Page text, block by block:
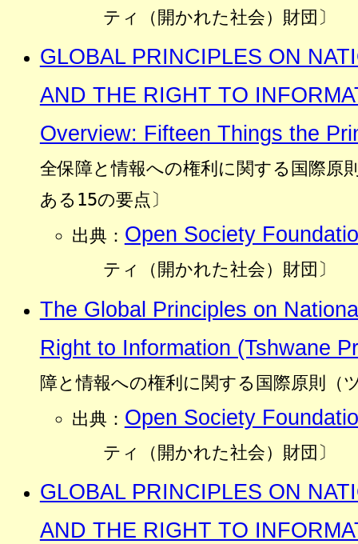
ティ（開かれた社会）財団〕
GLOBAL PRINCIPLES ON
AND THE RIGHT TO
Overview: Fifteen Things the
全保障と情報への権利に関する国際原
ある15の要点〕
出典： Open Society
ティ（開かれた社会）財団〕
The Global Principles on
Right to Information (Tshwane
障と情報への権利に関する国際原則（
出典： Open Society
ティ（開かれた社会）財団〕
GLOBAL PRINCIPLES ON
AND THE RIGHT TO